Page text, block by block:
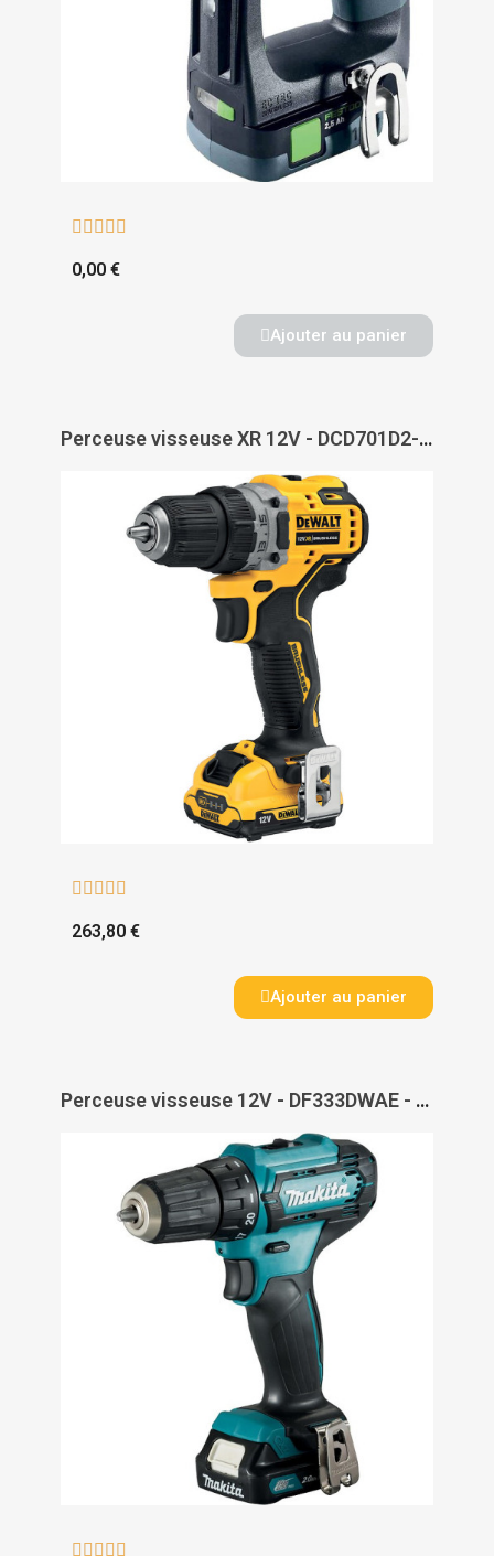
    
0,00 €
Ajouter au panier
Perceuse visseuse XR 12V - DCD701D2-QW - DEWALT
    
263,80 €
Ajouter au panier
Perceuse visseuse 12V - DF333DWAE - MAKITA
    